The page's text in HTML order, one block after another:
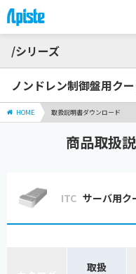
/シリーズ
ノンドレン制御盤用ク
HOME 取扱説明書ダウンロード
商品取扱
ITC サーバ用ク
取扱